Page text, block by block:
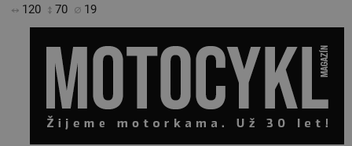
120 70 19